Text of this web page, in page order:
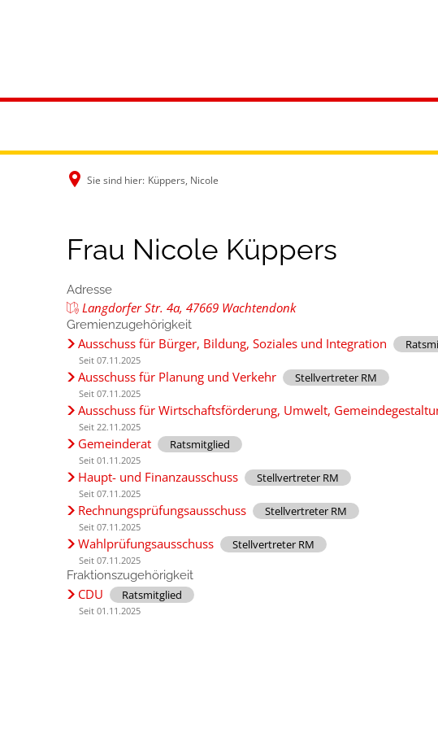
Sie sind hier: Küppers, Nicole
Frau Nicole Küppers
Adresse
Langdorfer Str. 4a, 47669 Wachtendonk
Gremienzugehörigkeit
Ausschuss für Bürger, Bildung, Soziales und Integration
Seit 07.11.2025
Ausschuss für Planung und Verkehr Stellvertreter RM
Seit 07.11.2025
Ausschuss für Wirtschaftsförderung, Umwelt,
Seit 22.11.2025
Gemeinderat Ratsmitglied
Seit 01.11.2025
Haupt- und Finanzausschuss Stellvertreter RM
Seit 07.11.2025
Rechnungsprüfungsausschuss Stellvertreter RM
Seit 07.11.2025
Wahlprüfungsausschuss Stellvertreter RM
Seit 07.11.2025
Fraktionszugehörigkeit
CDU Ratsmitglied
Seit 01.11.2025